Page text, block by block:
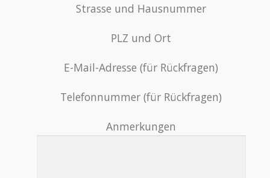
Strasse und Hausnummer
PLZ und Ort
E-Mail-Adresse (für Rückfragen)
Telefonnummer (für Rückfragen)
Anmerkungen